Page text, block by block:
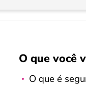
O que você
O que é